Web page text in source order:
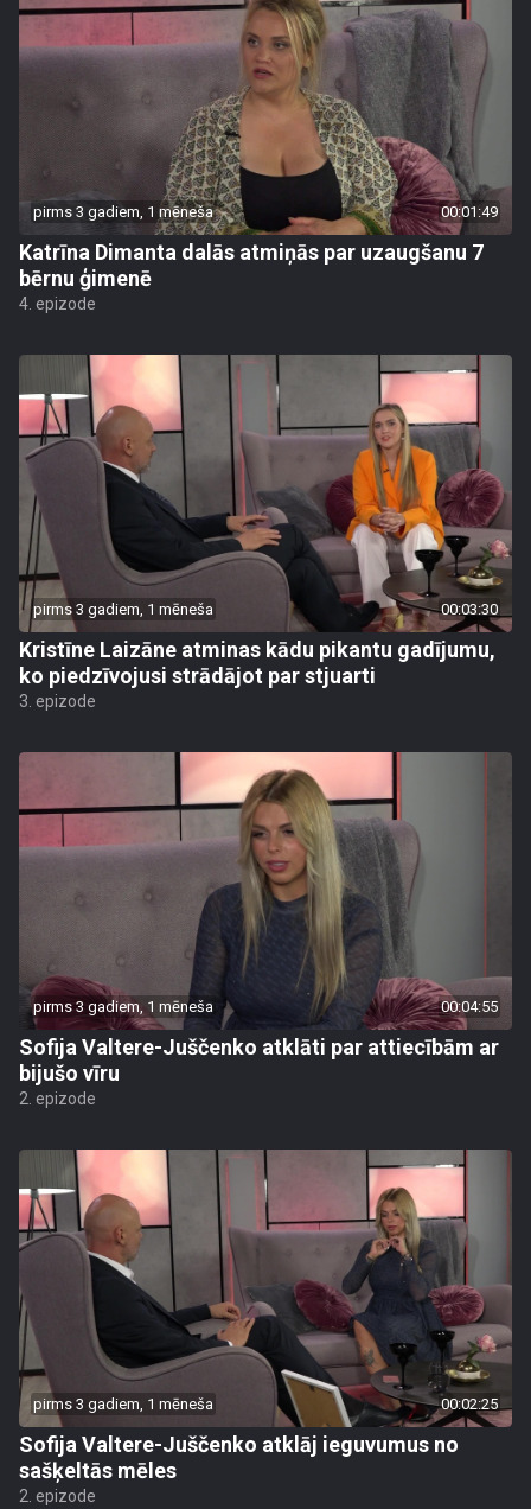
pirms 3 gadiem, 1 mēneša 00:01:49
Katrīna Dimanta dalās atmiņās par uzaugšanu 7
bērnu ģimenē
4. epizode
pirms 3 gadiem, 1 mēneša 00:03:30
Kristīne Laizāne atminas kādu pikantu gadījumu,
ko piedzīvojusi strādājot par stjuarti
3. epizode
pirms 3 gadiem, 1 mēneša 00:04:55
Sofija Valtere-Juščenko atklāti par attiecībām ar
bijušo vīru
2. epizode
pirms 3 gadiem, 1 mēneša 00:02:25
Sofija Valtere-Juščenko atklāj ieguvumus no
sašķeltās mēles
2. epizode